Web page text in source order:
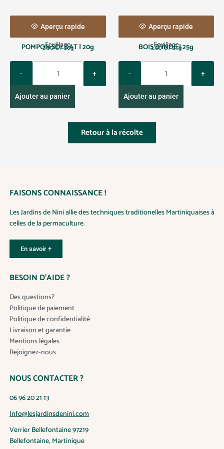
Aperçu rapide
Feuillage
POMPON SOLDAT | 20g
2.00€/ 20g
a
t
Ajouter au panier
Aperçu rapide
Feuillage
BOIS D’INDE | 25g
2.00€/ 25g
a
t
i
t
y
Ajouter au panier
Retour à la récolte
FAISONS CONNAISSANCE !
Les Jardins de Nini allie des techniques traditionelles Martiniquaises à
celles de la permaculture.
En savoir +
BESOIN D’AIDE ?
Des questions?
Politique de paiement
Politique de confidentialité
Livraison et garantie
Mentions légales
Rejoignez-nous
NOUS CONTACTER ?
06 96 20 21 13
Info@lesjardinsdenini.com
Verrier Bellefontaine 97219
Bellefontaine, Martinique